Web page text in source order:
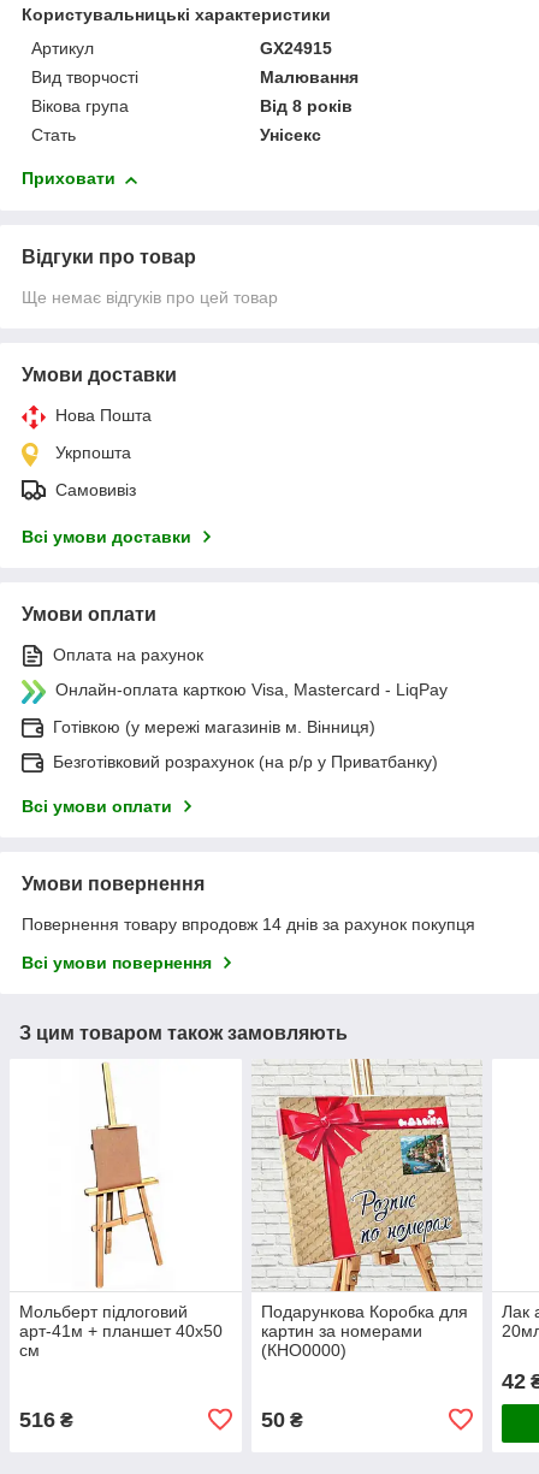
Користувальницькі характеристики
Артикул
GX24915
Вид творчості
Малювання
Вікова група
Від 8 років
Стать
Унісекс
Приховати
Відгуки про товар
Ще немає відгуків про цей товар
Умови доставки
Нова Пошта
Укрпошта
Самовивіз
Всі умови доставки
Умови оплати
Оплата на рахунок
Онлайн-оплата карткою Visa, Mastercard - LiqPay
Готівкою (у мережі магазинів м. Вінниця)
Безготівковий розрахунок (на р/р у Приватбанку)
Всі умови оплати
Умови повернення
Повернення товару впродовж 14 днів за рахунок покупця
Всі умови повернення
З цим товаром також замовляють
Мольберт підлоговий
арт-41м + планшет 40х50
см
516 ₴
Подарункова Коробка для
картин за номерами
(КНО0000)
50₴
Лак
42